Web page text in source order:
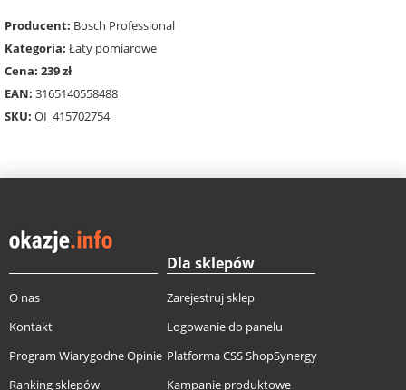
Producent: Bosch Professional
Kategoria: Łaty pomiarowe
Cena: 239 zł
EAN: 3165140558488
SKU: OI_415702754
O nas
Kontakt
Program Wiarygodne Opinie
Ranking sklepów
Dla sklepów
Zarejestruj sklep
Logowanie do panelu
Platforma CSS ShopSynergy
Kampanie produktowe